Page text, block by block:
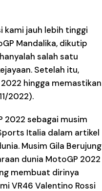
kami jauh lebih tinggi
Mandalika, dikutip
salah satu
Setelah itu,
hingga memastikan
2022).
2022 sebagai musim
Italia dalam artikel
Musim Gila Berujung
dunia MotoGP 2022
membuat dirinya
VR46 Valentino Rossi